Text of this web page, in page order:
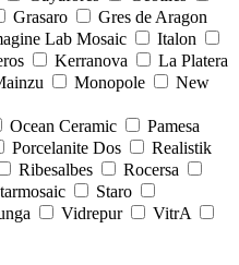
Grasaro
Gres de Aragon
Lab Mosaic
Italon
Kerranova
La Platera
Monopole
New
Ocean Ceramic
Pamesa
Porcelanite Dos
Realistik
Ribesalbes
Rocersa
Staro
Vidrepur
VitrA